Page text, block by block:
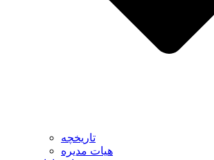
تاریخچه
هیات مدیره